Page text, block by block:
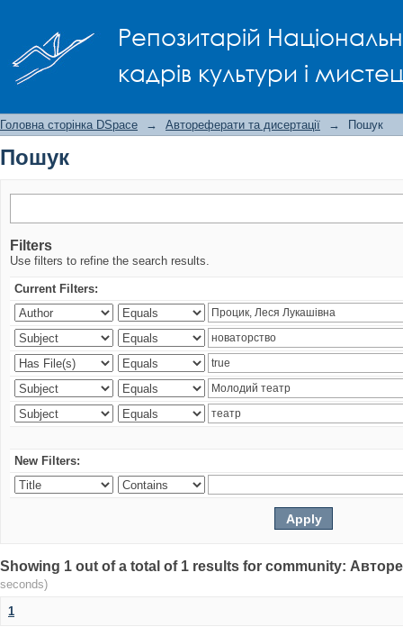
Репозитарій
кадрів культури і
Головна сторінка DSpace → Автореферати та дисертації → Пошук
Пошук
Filters
Use filters to refine the search results.
Current Filters:
New Filters:
Showing 1 out of a total of 1 results for community:
seconds)
1